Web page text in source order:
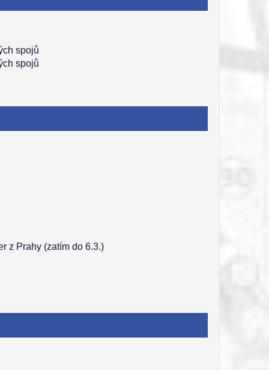
spojů
spojů
z Prahy (zatím do 6.3.)